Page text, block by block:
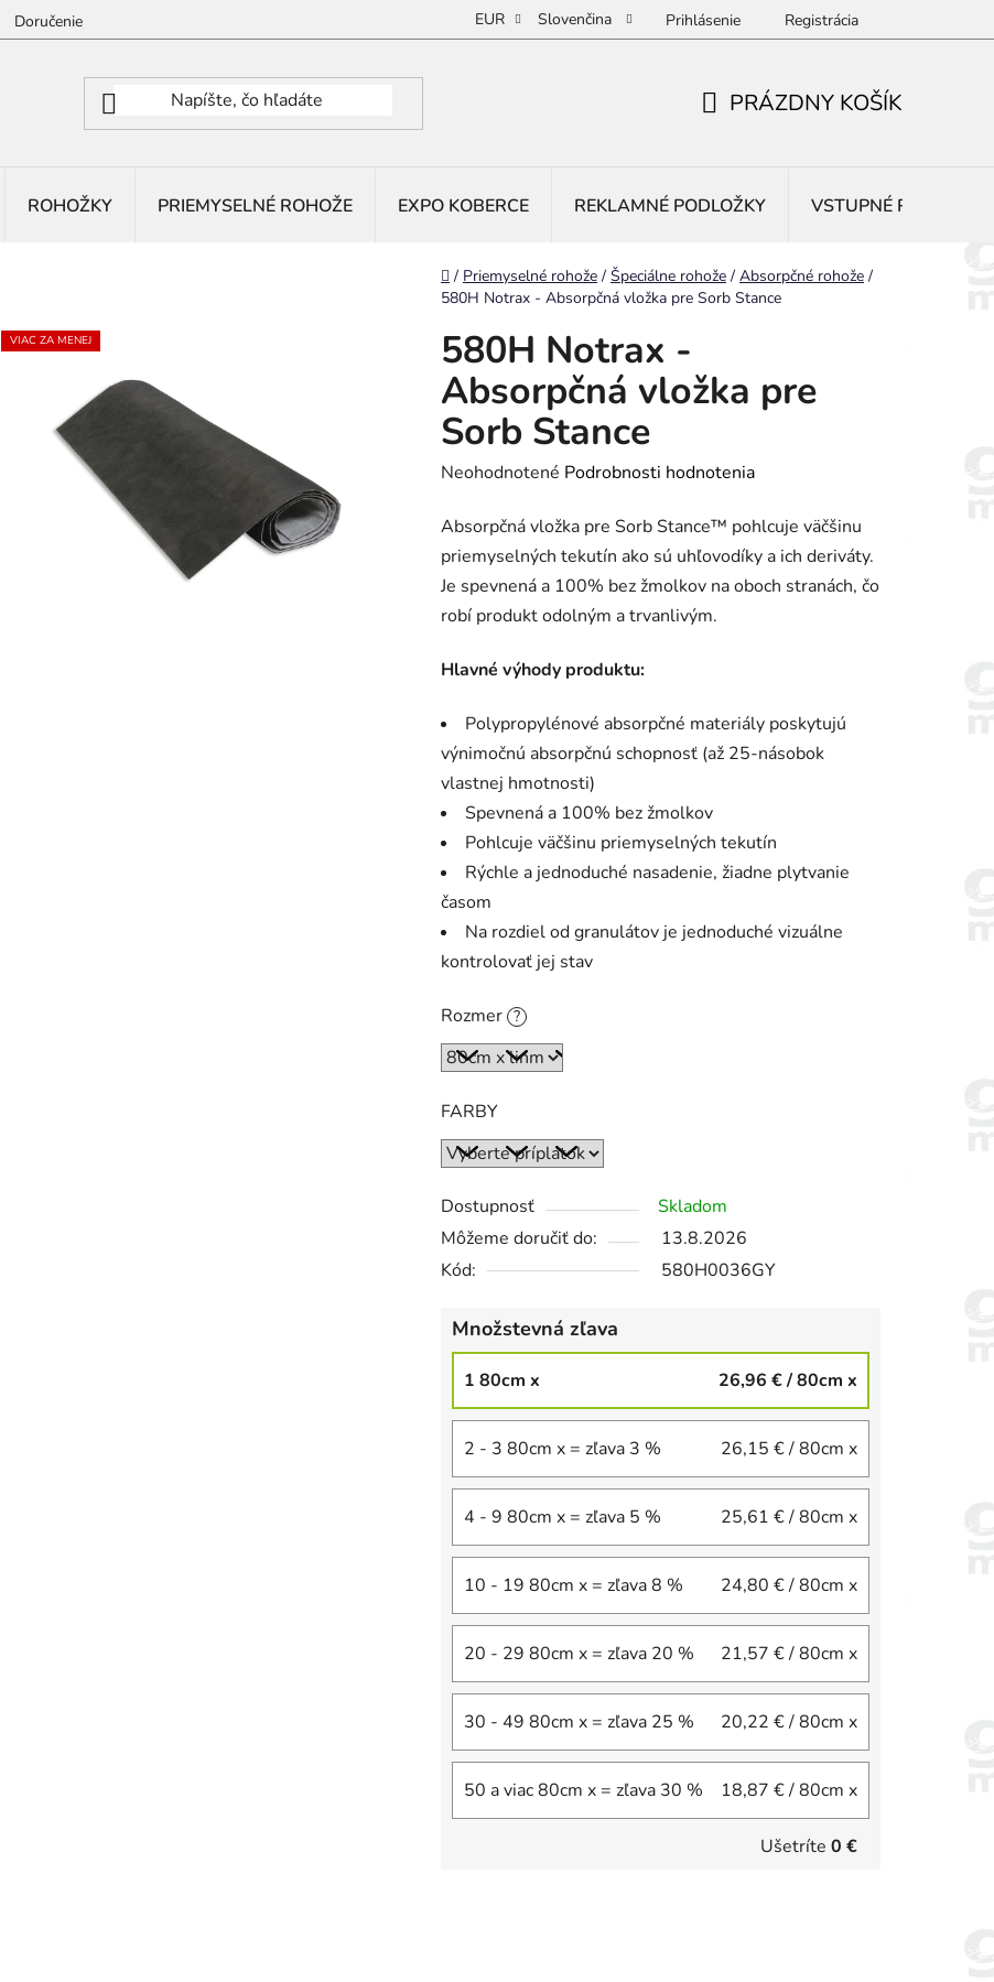
Doručenie EUR Slovenčina Prihlásenie Registrácia
PRÁZDNY KOŠÍK
ROHOŽKY PRIEMYSELNÉ ROHOŽE EXPO KOBERCE REKLAMNÉ PODLOŽKY VSTUPNÉ ROHOŽE
Domov
/ Priemyselné rohože / Špeciálne rohože / Absorpčné rohože /
580H Notrax - Absorpčná vložka pre Sorb Stance
580H Notrax -
Absorpčná vložka pre
Sorb Stance
Priemerné
produktu
je
0,0
z
hviezdičiek.
Neohodnotené Podrobnosti hodnotenia
Absorpčná vložka pre Sorb Stance™ pohlcuje väčšinu
priemyselných tekutín ako sú uhľovodíky a ich deriváty.
Je spevnená a 100% bez žmolkov na oboch stranách, čo
robí produkt odolným a trvanlivým.
Hlavné výhody produktu:
Polypropylénové absorpčné materiály poskytujú
výnimočnú absorpčnú schopnosť (až 25-násobok
vlastnej hmotnosti)
Spevnená a 100% bez žmolkov
Pohlcuje väčšinu priemyselných tekutín
Rýchle a jednoduché nasadenie, žiadne plytvanie
časom
Na rozdiel od granulátov je jednoduché vizuálne
kontrolovať jej stav
Rozmer ?
FARBY
Dostupnosť
Skladom
Môžeme doručiť do:
13.8.2026
Kód:
580H0036GY
Množstevná zľava
1 80cm x 26,96 €/ 80cm x
2 - 3 80cm x = zľava 3 % 26,15 €/ 80cm x
4 - 9 80cm x = zľava 5 % 25,61 €/ 80cm x
10 - 19 80cm x = zľava 8 % 24,80 €/ 80cm x
20 - 29 80cm x = zľava 20 % 21,57 €/ 80cm x
30 - 49 80cm x = zľava 25 % 20,22 €/ 80cm x
50 a viac 80cm x = zľava 30 % 18,87 €/ 80cm x
Ušetríte 0 €
VIAC ZA MENEJ